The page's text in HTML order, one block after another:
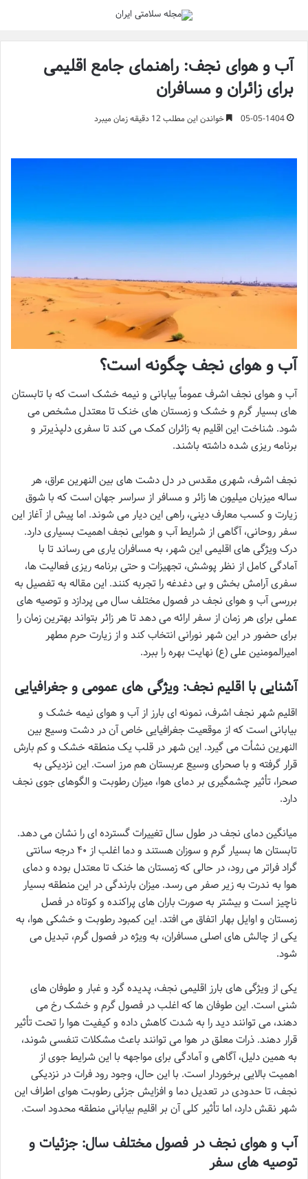
آب و هوای نجف: راهنمای جامع اقلیمی
برای زائران و مسافران
05-05-1404 خواندن این مطلب 12 دقیقه زمان میبرد
آب و هوای نجف چگونه است؟
آب و هوای نجف اشرف عموماً بیابانی و نیمه خشک است که با تابستان
های بسیار گرم و خشک و زمستان های خنک تا معتدل مشخص می
شود. شناخت این اقلیم به زائران کمک می کند تا سفری دلپذیرتر و
برنامه ریزی شده داشته باشند.
نجف اشرف، شهری مقدس در دل دشت های بین النهرین عراق، هر
ساله میزبان میلیون ها زائر و مسافر از سراسر جهان است که با شوق
زیارت و کسب معارف دینی، راهی این دیار می شوند. اما پیش از آغاز این
سفر روحانی، آگاهی از شرایط آب و هوایی نجف اهمیت بسیاری دارد.
درک ویژگی های اقلیمی این شهر، به مسافران یاری می رساند تا با
آمادگی کامل از نظر پوشش، تجهیزات و حتی برنامه ریزی فعالیت ها،
سفری آرامش بخش و بی دغدغه را تجربه کنند. این مقاله به تفصیل به
بررسی آب و هوای نجف در فصول مختلف سال می پردازد و توصیه های
عملی برای هر زمان از سفر ارائه می دهد تا هر زائر بتواند بهترین زمان را
برای حضور در این شهر نورانی انتخاب کند و از زیارت حرم مطهر
امیرالمومنین علی (ع) نهایت بهره را ببرد.
آشنایی با اقلیم نجف: ویژگی های عمومی و جغرافیایی
اقلیم شهر نجف اشرف، نمونه ای بارز از آب و هوای نیمه خشک و
بیابانی است که از موقعیت جغرافیایی خاص آن در دشت وسیع بین
النهرین نشأت می گیرد. این شهر در قلب یک منطقه خشک و کم بارش
قرار گرفته و با صحرای وسیع عربستان هم مرز است. این نزدیکی به
صحرا، تأثیر چشمگیری بر دمای هوا، میزان رطوبت و الگوهای جوی نجف
دارد.
میانگین دمای نجف در طول سال تغییرات گسترده ای را نشان می دهد.
تابستان ها بسیار گرم و سوزان هستند و دما اغلب از ۴۰ درجه سانتی
گراد فراتر می رود، در حالی که زمستان ها خنک تا معتدل بوده و دمای
هوا به ندرت به زیر صفر می رسد. میزان بارندگی در این منطقه بسیار
ناچیز است و بیشتر به صورت باران های پراکنده و کوتاه در فصل
زمستان و اوایل بهار اتفاق می افتد. این کمبود رطوبت و خشکی هوا، به
یکی از چالش های اصلی مسافران، به ویژه در فصول گرم، تبدیل می
شود.
یکی از ویژگی های بارز اقلیمی نجف، پدیده گرد و غبار و طوفان های
شنی است. این طوفان ها که اغلب در فصول گرم و خشک رخ می
دهند، می توانند دید را به شدت کاهش داده و کیفیت هوا را تحت تأثیر
قرار دهند. ذرات معلق در هوا می توانند باعث مشکلات تنفسی شوند،
به همین دلیل، آگاهی و آمادگی برای مواجهه با این شرایط جوی از
اهمیت بالایی برخوردار است. با این حال، وجود رود فرات در نزدیکی
نجف، تا حدودی در تعدیل دما و افزایش جزئی رطوبت هوای اطراف این
شهر نقش دارد، اما تأثیر کلی آن بر اقلیم بیابانی منطقه محدود است.
آب و هوای نجف در فصول مختلف سال: جزئیات و
توصیه های سفر